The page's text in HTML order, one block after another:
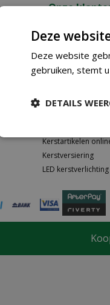
Onze
Contact
Kerstartikelen
Kerstversiering
LED kerstverlichting
Deze
Deze website
gebruiken, stemt
DETAILS